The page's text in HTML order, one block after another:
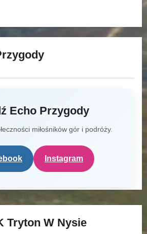
Echo Przygody
miłośników gór i podróży.
Instagram
Tryton W Nysie